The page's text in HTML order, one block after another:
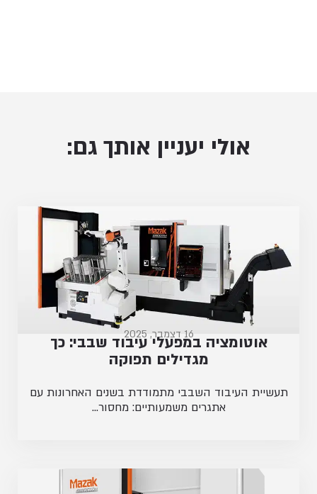
אולי יעניין אותך גם:
16 דצמבר, 2025
אוטומציה במפעלי עיבוד שבבי: כך
מגדילים תפוקה
תעשיית העיבוד השבבי מתמודדת בשנים האחרונות עם
אתגרים משמעותיים: מחסור...